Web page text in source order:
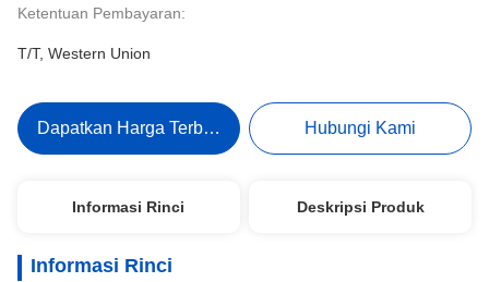
Ketentuan Pembayaran:
T/T, Western Union
Dapatkan Harga Terbaik Hubungi Kami
Informasi Rinci Deskripsi Produk
Informasi Rinci